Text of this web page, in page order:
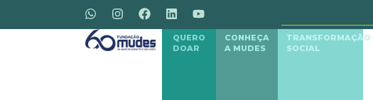
QUERO
DOAR
CONHEÇA
A MUDES
TRANSFORMAÇÃO
SOCIAL